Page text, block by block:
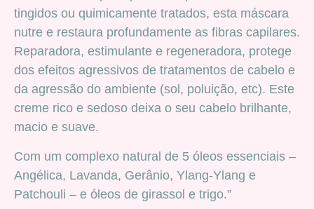
tingidos ou quimicamente tratados, esta máscara
nutre e restaura profundamente as fibras capilares.
Reparadora, estimulante e regeneradora, protege
dos efeitos agressivos de tratamentos de cabelo e
da agressão do ambiente (sol, poluição, etc). Este
creme rico e sedoso deixa o seu cabelo brilhante,
macio e suave.
Com um complexo natural de 5 óleos essenciais –
Angélica, Lavanda, Gerânio, Ylang-Ylang e
Patchouli – e óleos de girassol e trigo.”